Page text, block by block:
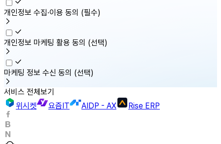
개인정보 수집·이용 동의 (필수)
개인정보 마케팅 활용 동의 (선택)
마케팅 정보 수신 동의 (선택)
서비스 전체보기
위시켓
요즘IT AIDP - AX Rise ERP